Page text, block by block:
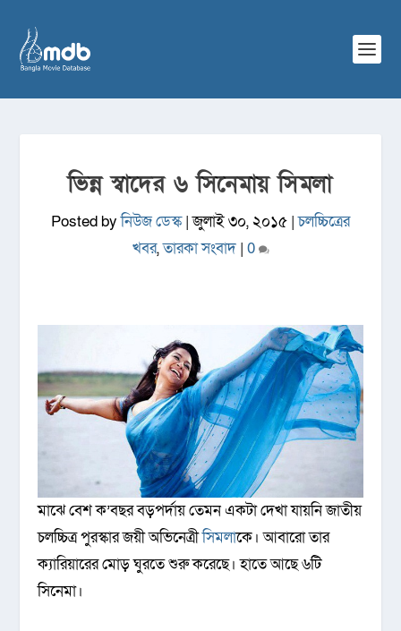
ভিন্ন স্বাদের ৬ সিনেমায় সিমলা
Posted byনিউজ ডেস্ক|জুলাই ৩০, ২০১৫ |চলচ্চিত্রের
খবর,তারকা সংবাদ| 0
মাঝে বেশ ক’বছর বড়পর্দায় তেমন একটা দেখা যায়নি জাতীয়
চলচ্চিত্র পুরস্কার জয়ী অভিনেত্রীসিমলাকে। আবারো তার
ক্যারিয়ারের মোড় ঘুরতে শুরু করেছে। হাতে আছে ৬টি
সিনেমা।